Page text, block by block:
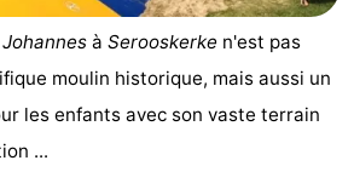
à Serooskerke n'est pas
moulin historique, mais aussi un
les enfants avec son vaste terrain
...